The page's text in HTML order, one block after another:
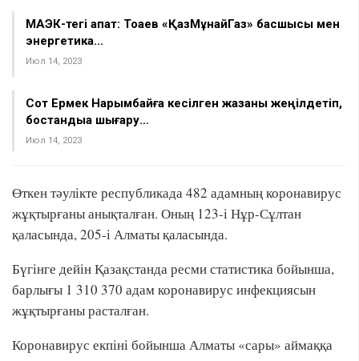
МАЭК-тегі апат: Тоқаев «ҚазМұнайГаз» басшысы мен
энергетика…
Июл 14, 2023
Сот Ермек Нарымбайға кесілген жазаны жеңілдетіп,
бостандыққа шығару…
Июл 14, 2023
Өткен тәулікте республикада 482 адамның коронавирус
жұқтырғаны анықталған. Оның 123-і Нұр-Сұлтан
қаласында, 205-і Алматы қаласында.
Бүгінге дейін Қазақстанда ресми статистика бойынша,
барлығы 1 310 370 адам коронавирус инфекциясын
жұқтырғаны расталған.
Коронавирус екпіні бойынша Алматы «сары» аймаққа